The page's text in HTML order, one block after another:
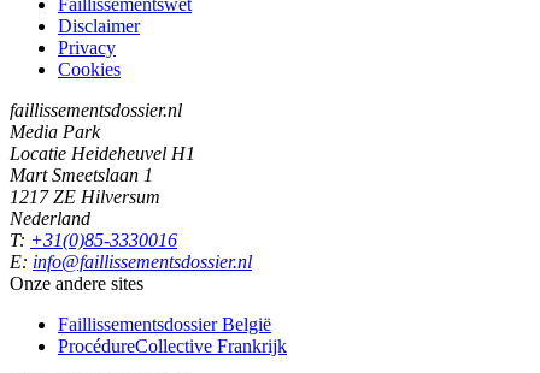
Disclaimer
Privacy
Cookies
faillissementsdossier.nl
Media Park
Locatie Heideheuvel H1
Mart Smeetslaan 1
1217 ZE Hilversum
Nederland
T: +31(0)85-3330016
E: info@faillissementsdossier.nl
Onze andere sites
Faillissementsdossier België
ProcédureCollective Frankrijk